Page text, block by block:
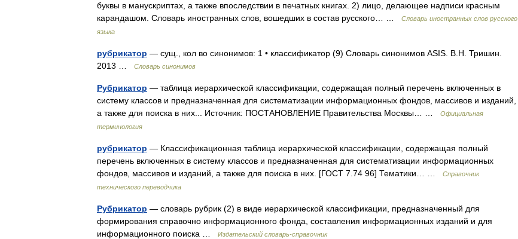
буквы в манускриптах, а также впоследствии в печатных книгах. 2) лицо, делающее надписи красным
карандашом. Словарь иностранных слов, вошедших в состав русского… …
Словарь иностранных слов русского
языка
рубрикатор — сущ., кол во синонимов: 1 • классификатор (9) Словарь синонимов ASIS. В.Н. Тришин.
2013 …
Словарь синонимов
Рубрикатор — таблица иерархической классификации, содержащая полный перечень включенных в
систему классов и предназначенная для систематизации информационных фондов, массивов и изданий,
а также для поиска в них... Источник: ПОСТАНОВЛЕНИЕ Правительства Москвы… …
Официальная
терминология
рубрикатор — Классификационная таблица иерархической классификации, содержащая полный
перечень включенных в систему классов и предназначенная для систематизации информационных
фондов, массивов и изданий, а также для поиска в них. [ГОСТ 7.74 96] Тематики… …
Справочник
технического переводчика
Рубрикатор — словарь рубрик (2) в виде иерархической классификации, предназначенный для
формирования справочно информационного фонда, составления информационных изданий и для
информационного поиска …
Издательский словарь-справочник